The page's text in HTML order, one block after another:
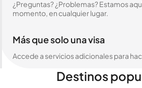
¿Preguntas? ¿Problemas? Estamos
momento, en cualquier lugar.
Más que solo una visa
Accede a servicios adicionales para
Destinos